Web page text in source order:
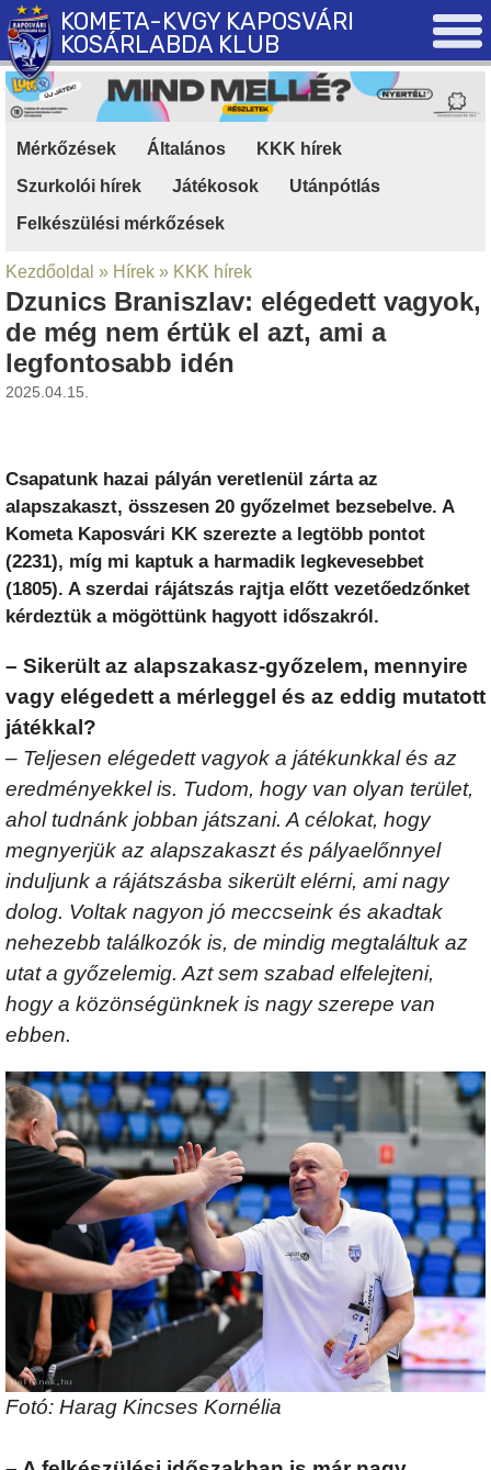
KOMETA-KVGY KAPOSVÁRI
KOSÁRLABDA KLUB
Mérkőzések Általános KKK hírek
Szurkolói hírek
Játékosok Utánpótlás
Felkészülési mérkőzések
Kezdőoldal » Hírek » KKK hírek
Dzunics Braniszlav: elégedett vagyok,
de még nem értük el azt, ami a
legfontosabb idén
2025.04.15.
Csapatunk hazai pályán veretlenül zárta az
alapszakaszt, összesen 20 győzelmet bezsebelve. A
Kometa Kaposvári KK szerezte a legtöbb pontot
(2231), míg mi kaptuk a harmadik legkevesebbet
(1805). A szerdai rájátszás rajtja előtt vezetőedzőnket
kérdeztük a mögöttünk hagyott időszakról.
– Sikerült az alapszakasz-győzelem, mennyire
vagy elégedett a mérleggel és az eddig mutatott
játékkal?
– Teljesen elégedett vagyok a játékunkkal és az
eredményekkel is. Tudom, hogy van olyan terület,
ahol tudnánk jobban játszani. A célokat, hogy
megnyerjük az alapszakaszt és pályaelőnnyel
induljunk a rájátszásba sikerült elérni, ami nagy
dolog. Voltak nagyon jó meccseink és akadtak
nehezebb találkozók is, de mindig megtaláltuk az
utat a győzelemig. Azt sem szabad elfelejteni,
hogy a közönségünknek is nagy szerepe van
ebben.
Fotó: Harag Kincses Kornélia